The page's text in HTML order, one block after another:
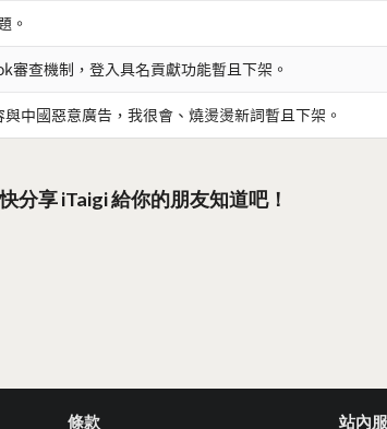
。
審查機制，登入具名貢獻功能暫且下架。
中國惡意廣告，我很會、燒燙燙新詞暫且下架。
分享 iTaigi 給你的朋友知道吧！
條款 站內